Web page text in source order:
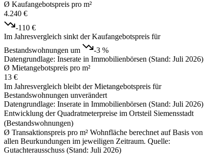
Ø Kaufangebotspreis pro m²
4.240 €
-110 €
Im Jahresvergleich sinkt der Kaufangebotspreis für
Bestandswohnungen um
-3 %
Datengrundlage: Inserate in Immobilienbörsen (Stand: Juli 2026)
Ø Mietangebotspreis pro m²
13 €
Im Jahresvergleich bleibt der Mietangebotspreis für
Bestandswohnungen unverändert
Datengrundlage: Inserate in Immobilienbörsen (Stand: Juli 2026)
Entwicklung der Quadratmeterpreise im Ortsteil Siemensstadt
(Bestandswohnungen)
Ø Transaktionspreis pro m² Wohnfläche berechnet auf Basis von
allen Beurkundungen im jeweiligen Zeitraum. Quelle:
Gutachterausschuss (Stand: Juli 2026)